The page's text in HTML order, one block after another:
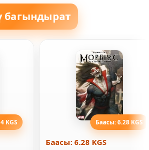
багындырат
KGS Баасы: 6.28 KGS
Баасы: 6.28 KGS